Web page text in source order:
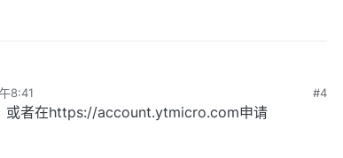
8:41 #4
或者在https://account.ytmicro.com申请